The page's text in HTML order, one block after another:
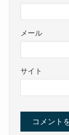
メール
サイト